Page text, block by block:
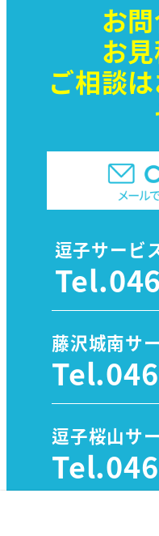
お
お
ご相談
逗子サービ
Tel.
藤沢城南サ
Tel.
逗子桜山サ
Tel.